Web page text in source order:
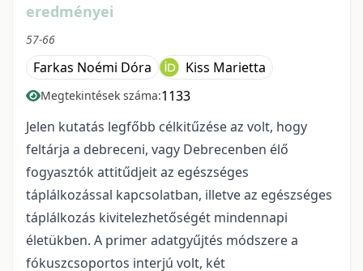
eredményei
57-66
Farkas Noémi Dóra Kiss Marietta
Megtekintések száma:1133
Jelen kutatás legfőbb célkitűzése az volt, hogy
feltárja a debreceni, vagy Debrecenben élő
fogyasztók attitűdjeit az egészséges
táplálkozással kapcsolatban, illetve az egészséges
táplálkozás kivitelezhetőségét mindennapi
életükben. A primer adatgyűjtés módszere a
fókuszcsoportos interjú volt, két